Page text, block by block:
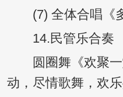
(7) 全体合唱《多
14.民管乐合奏
圆圈舞《欢聚一
动，尽情歌舞，欢